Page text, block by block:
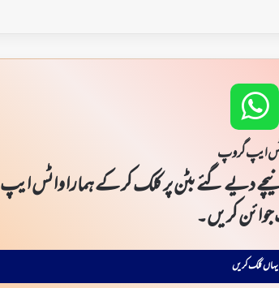
ایپ گروپ
دیے گئے بٹن پر کلک کر کے ہمارا واٹس ایپ
کریں۔
یہاں کلک کریں